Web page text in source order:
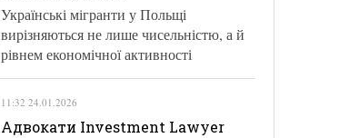
Українські мігранти у Польщі
вирізняються не лише чисельністю, а й
рівнем економічної активності
11:32 24.01.2026
Адвокати Investment Lawyer